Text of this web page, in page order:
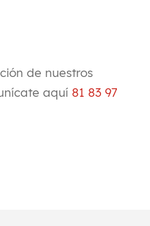
de nuestros
aquí 81 83 97